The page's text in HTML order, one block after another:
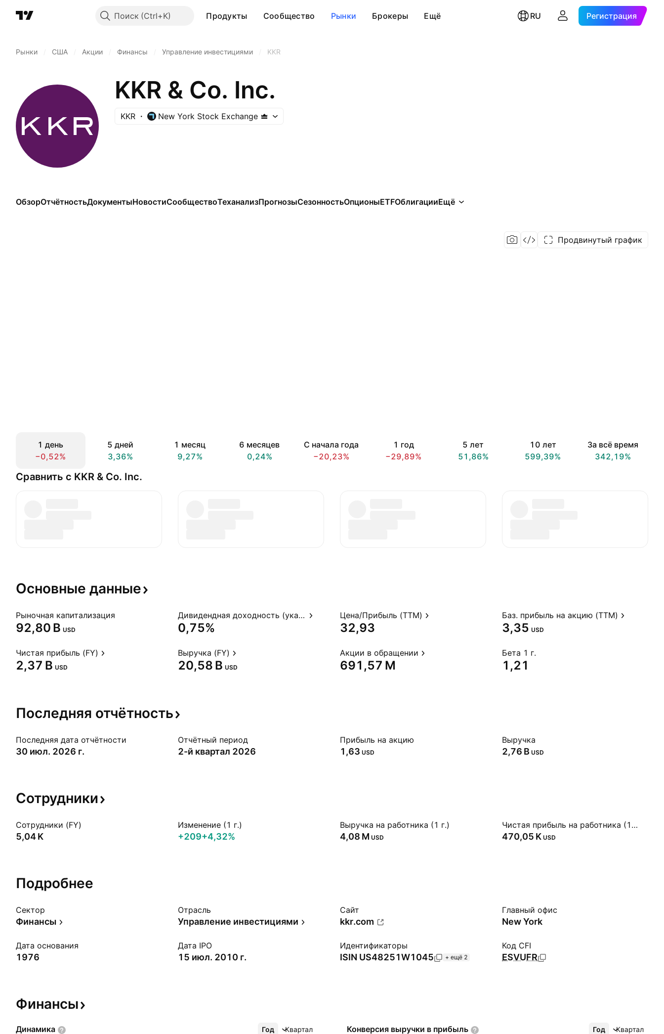
Поиск Продукты Сообщество Рынки Брокеры Ещё RU Регистрация
Рынки США Акции Финансы Управление инвестициями KKR
KKR & Co. Inc.
KKR New York Stock Exchange
ОбзорОтчётностьДокументыНовостиСообществоТеханализПрогнозыСезонностьОпционыETFОблигацииЕщё
Продвинутый график
1 день
−0,52%
5 дней
3,36%
1 месяц
9,27%
6 месяцев
0,24%
С начала года
−20,23%
1 год
−29,89%
5 лет
51,86%
10 лет
599,39%
За всё время
342,19%
Сравнить с KKR & Co. Inc.
Основные данные
Рыночная капитализация
‪92,80 B‬ USD
Дивидендная доходность (указ.)
0,75%
Цена/Прибыль (TTM)
32,93
Баз. прибыль на акцию (TTM)
3,35 USD
Чистая прибыль (FY)
‪2,37 B‬ USD
Выручка (FY)
‪20,58 B‬ USD
Акции в обращении
‪691,57 M‬
Бета 1 г.
1,21
Последняя отчётность
Последняя дата отчётности
30 июл. 2026 г.
Отчётный период
2-й квартал 2026
Прибыль на акцию
1,63 USD
Выручка
‪2,76 B‬ USD
Сотрудники
Сотрудники (FY)
‪5,04 K‬
Изменение (1 г.)
+209+4,32%
Выручка на работника (1 г.)
‪4,08 M‬ USD
Чистая прибыль на работника (1 г.)
‪470,05 K‬ USD
Подробнее
Сектор
Финансы
Отрасль
Управление инвестициями
Сайт
kkr.com
Главный офис
New York
Дата основания
1976
Дата IPO
15 июл. 2010 г.
Идентификаторы
ISIN US48251W1045 + ещё 2
Код CFI
ESVUFR
Финансы
Динамика Год Квартал
Ещё Конверсия выручки в прибыль Год Квартал
Ещё